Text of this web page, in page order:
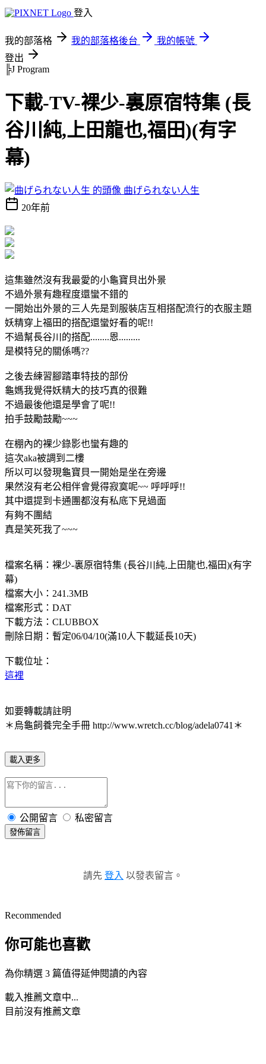
登入
我的部落格 我的部落格後台
我的帳號
登出
╠J Program
下載-TV-裸少-裏原宿特集 (長
谷川純,上田龍也,福田)(有字
幕)
曲げられない人生
20年前
這集雖然沒有我最愛的小龜寶貝出外景
不過外景有趣程度還蠻不錯的
一開始出外景的三人先是到服裝店互相搭配流行的衣服主題
妖精穿上福田的搭配還蠻好看的呢!!
不過幫長谷川的搭配........恩.........
是模特兒的關係嗎??
之後去練習腳踏車特技的部份
龜媽我覺得妖精大的技巧真的很難
不過最後他還是學會了呢!!
拍手鼓勵鼓勵~~~
在棚內的裸少錄影也蠻有趣的
這次aka被調到二樓
所以可以發現龜寶貝一開始是坐在旁邊
果然沒有老公相伴會覺得寂寞呢~~ 呼呼呼!!
其中還提到卡通團都沒有私底下見過面
有夠不團結
真是笑死我了~~~
檔案名稱：裸少-裏原宿特集 (長谷川純,上田龍也,福田)(有字
幕)
檔案大小：241.3MB
檔案形式：DAT
下載方法：CLUBBOX
刪除日期：暫定06/04/10(滿10人下載延長10天)
下載位址：
這裡
如要轉載請註明
＊烏龜飼養完全手冊 http://www.wretch.cc/blog/adela0741＊
載入更多
公開留言 私密留言
發佈留言
請先 登入 以發表留言。
Recommended
你可能也喜歡
為你精選 3 篇值得延伸閱讀的內容
載入推薦文章中...
目前沒有推薦文章